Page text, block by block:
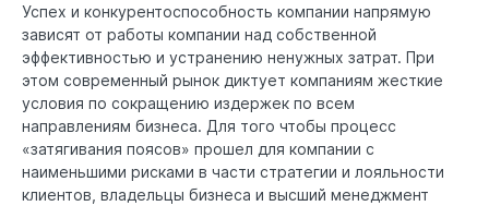
Успех и конкурентоспособность компании напрямую
зависят от работы компании над собственной
эффективностью и устранению ненужных затрат. При
этом современный рынок диктует компаниям жесткие
условия по сокращению издержек по всем
направлениям бизнеса. Для того чтобы процесс
«затягивания поясов» прошел для компании с
наименьшими рисками в части стратегии и лояльности
клиентов, владельцы бизнеса и высший менеджмент